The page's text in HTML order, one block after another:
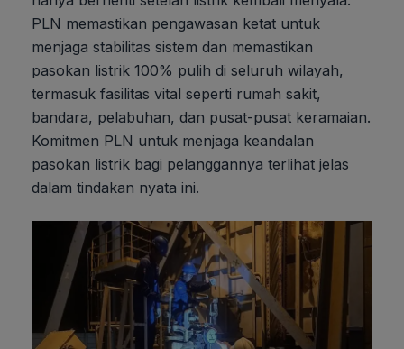
PLN memastikan pengawasan ketat untuk
menjaga stabilitas sistem dan memastikan
pasokan listrik 100% pulih di seluruh wilayah,
termasuk fasilitas vital seperti rumah sakit,
bandara, pelabuhan, dan pusat-pusat keramaian.
Komitmen PLN untuk menjaga keandalan
pasokan listrik bagi pelanggannya terlihat jelas
dalam tindakan nyata ini.